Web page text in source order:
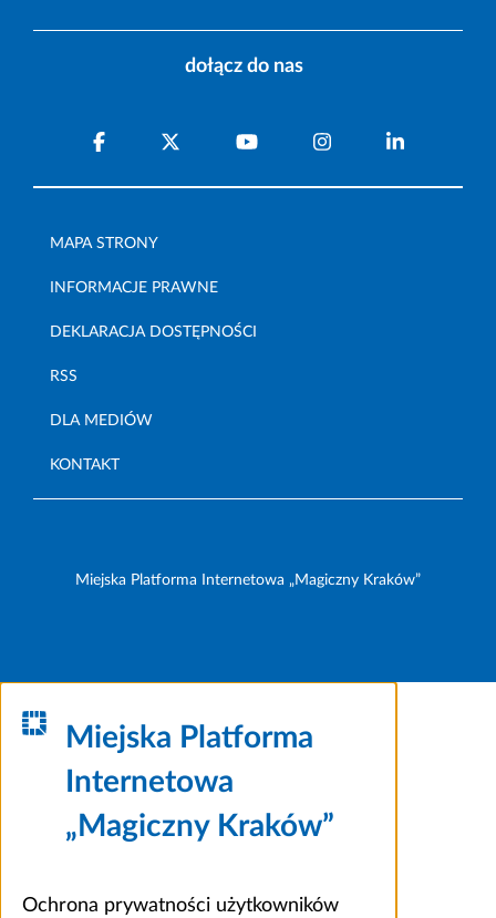
dołącz do nas
MAPA STRONY
INFORMACJE PRAWNE
DEKLARACJA DOSTĘPNOŚCI
RSS
DLA MEDIÓW
KONTAKT
Miejska Platforma Internetowa „Magiczny Kraków”
Miejska Platforma
Internetowa
„Magiczny Kraków”
Ochrona prywatności użytkowników